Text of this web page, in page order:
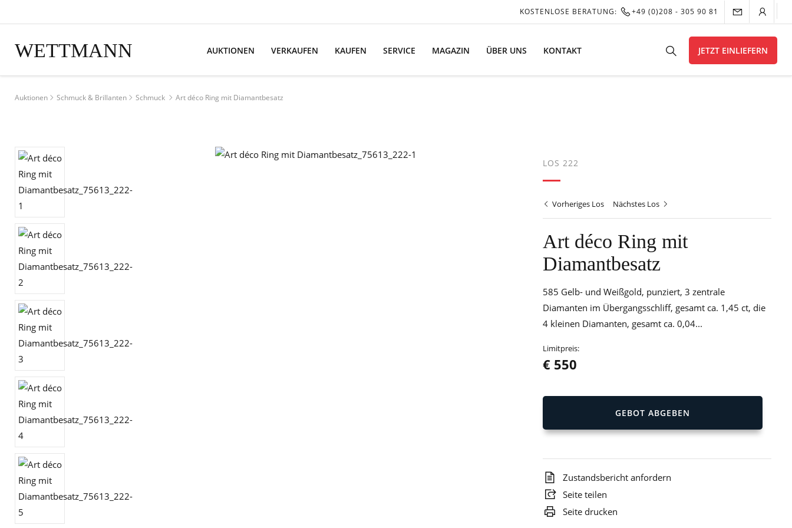
KOSTENLOSE BERATUNG: +49 (0)208 - 305 90 81
WETTMANN AUKTIONEN VERKAUFEN KAUFEN SERVICE MAGAZIN ÜBER UNS KONTAKT JETZT EINLIEFERN
Auktionen Schmuck & Brillanten Schmuck Art déco Ring mit Diamantbesatz
LOS 222
Vorheriges Los Nächstes Los
Art déco Ring mit
Diamantbesatz
585 Gelb- und Weißgold, punziert, 3 zentrale
Diamanten im Übergangsschliff, gesamt ca. 1,45 ct, die
4 kleinen Diamanten, gesamt ca. 0,04...
Limitpreis:
€ 550
GEBOT ABGEBEN
Zustandsbericht anfordern
Seite teilen
Seite drucken